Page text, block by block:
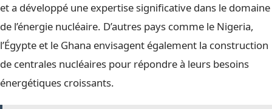
et a développé une expertise significative dans le domaine
de l’énergie nucléaire. D’autres pays comme le Nigeria,
l’Égypte et le Ghana envisagent également la construction
de centrales nucléaires pour répondre à leurs besoins
énergétiques croissants.